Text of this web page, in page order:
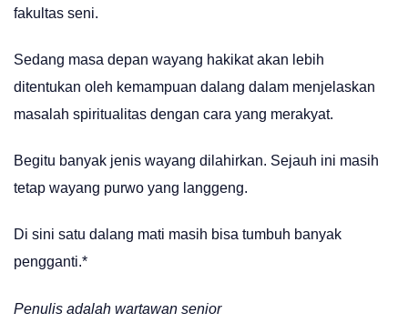
fakultas seni.
Sedang masa depan wayang hakikat akan lebih
ditentukan oleh kemampuan dalang dalam menjelaskan
masalah spiritualitas dengan cara yang merakyat.
Begitu banyak jenis wayang dilahirkan. Sejauh ini masih
tetap wayang purwo yang langgeng.
Di sini satu dalang mati masih bisa tumbuh banyak
pengganti.*
Penulis adalah wartawan senior